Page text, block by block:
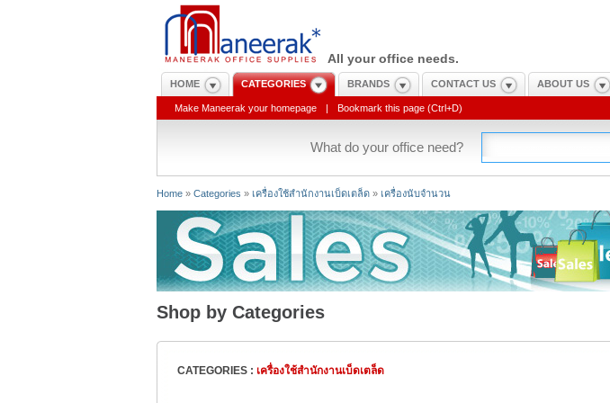
All your office needs.
HOME CATEGORIES BRANDS CONTACT US ABOUT US
Make Maneerak your homepage | Bookmark this page (Ctrl+D)
What do your office need?
Home» Categories » เครื่องใช้สำนักงานเบ็ดเตล็ด» เครื่องนับจำนวน
Shop by Categories
CATEGORIES : เครื่องใช้สำนักงานเบ็ดเตล็ด